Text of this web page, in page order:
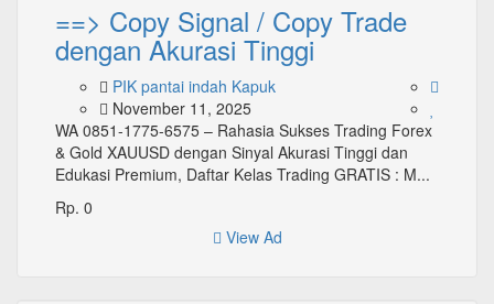
==> Copy Signal / Copy Trade
dengan Akurasi Tinggi
PIK pantai indah Kapuk
November 11, 2025
WA 0851-1775-6575 – Rahasia Sukses Trading Forex
& Gold XAUUSD dengan Sinyal Akurasi Tinggi dan
Edukasi Premium, Daftar Kelas Trading GRATIS : M...
Rp. 0
View Ad